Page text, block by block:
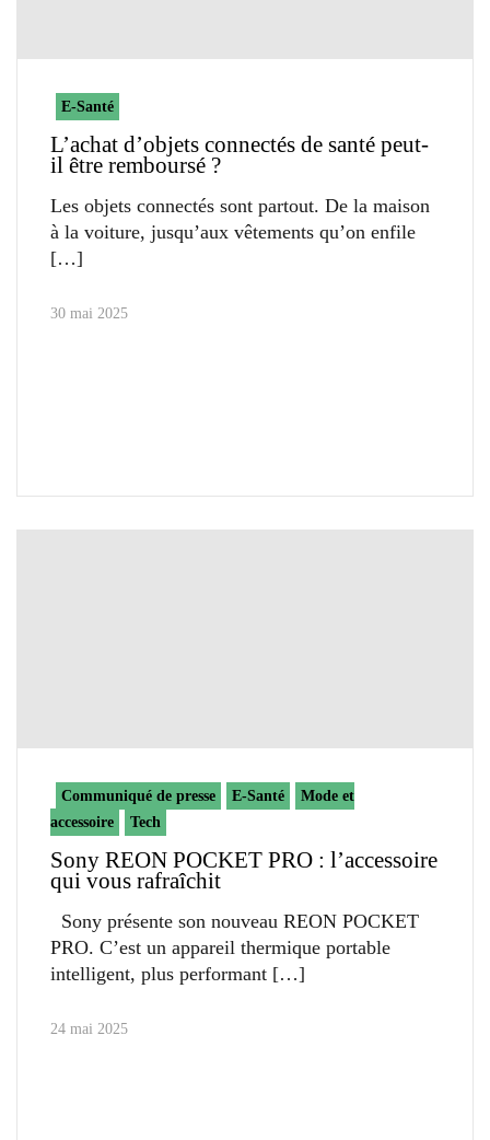
E-Santé
L’achat d’objets connectés de santé peut-
il être remboursé ?
Les objets connectés sont partout. De la maison
à la voiture, jusqu’aux vêtements qu’on enfile
30 mai 2025
Communiqué de presse E-Santé
Mode et
accessoire
Tech
Sony REON POCKET PRO : l’accessoire
qui vous rafraîchit
Sony présente son nouveau REON POCKET
PRO. C’est un appareil thermique portable
intelligent, plus performant
24 mai 2025